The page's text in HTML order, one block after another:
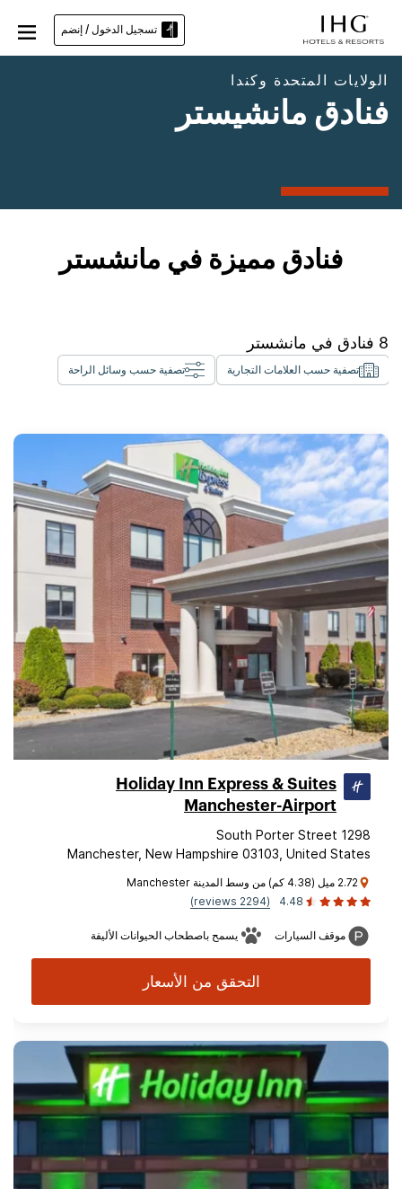
تسجيل الدخول / إنضم
الولايات المتحدة وكندا
فنادق مانشيستر
فنادق مميزة في مانشستر
8 فنادق في مانشستر
تصفية حسب العلامات التجارية تصفية حسب وسائل الراحة
Holiday Inn Express & Suites
Manchester-Airport
1298 South Porter Street
Manchester, New Hampshire 03103, United States
2.72 ميل (4.38 كم) من وسط المدينة Manchester
4.48
(2294 reviews)
موقف السيارات يسمح باصطحاب الحيوانات الأليفة
التحقق من الأسعار